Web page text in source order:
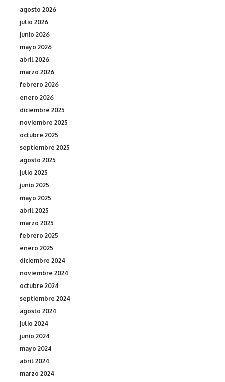
agosto 2026
julio 2026
junio 2026
mayo 2026
abril 2026
marzo 2026
febrero 2026
enero 2026
diciembre 2025
noviembre 2025
octubre 2025
septiembre 2025
agosto 2025
julio 2025
junio 2025
mayo 2025
abril 2025
marzo 2025
febrero 2025
enero 2025
diciembre 2024
noviembre 2024
octubre 2024
septiembre 2024
agosto 2024
julio 2024
junio 2024
mayo 2024
abril 2024
marzo 2024